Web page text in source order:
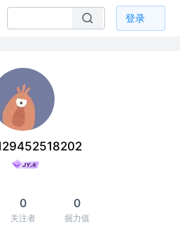
登录
0
关注者
0
掘力值